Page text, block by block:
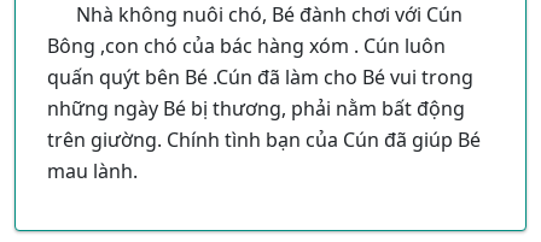
Nhà không nuôi chó, Bé đành chơi với Cún
Bông ,con chó của bác hàng xóm . Cún luôn
quấn quýt bên Bé .Cún đã làm cho Bé vui trong
những ngày Bé bị thương, phải nằm bất động
trên giường. Chính tình bạn của Cún đã giúp Bé
mau lành.